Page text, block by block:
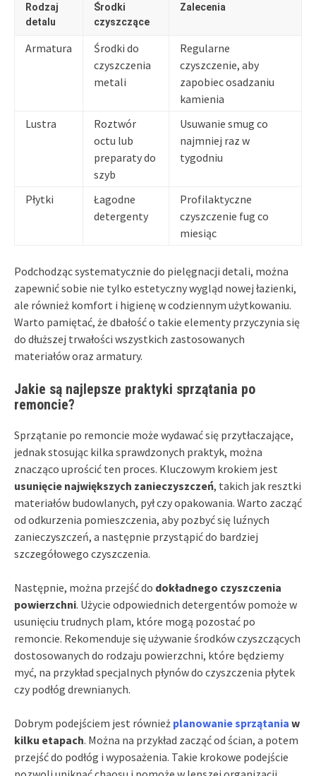
Rodzaj
detalu
Środki
czyszczące
Zalecenia
Armatura
Środki do
czyszczenia
metali
Regularne
czyszczenie, aby
zapobiec osadzaniu
kamienia
Lustra
Roztwór
octu lub
preparaty do
szyb
Usuwanie smug co
najmniej raz w
tygodniu
Płytki
Łagodne
detergenty
Profilaktyczne
czyszczenie fug co
miesiąc
Podchodząc systematycznie do pielęgnacji detali, można
zapewnić sobie nie tylko estetyczny wygląd nowej łazienki,
ale również komfort i higienę w codziennym użytkowaniu.
Warto pamiętać, że dbałość o takie elementy przyczynia się
do dłuższej trwałości wszystkich zastosowanych
materiałów oraz armatury.
Jakie są najlepsze praktyki sprzątania po
remoncie?
Sprzątanie po remoncie może wydawać się przytłaczające,
jednak stosując kilka sprawdzonych praktyk, można
znacząco uprościć ten proces. Kluczowym krokiem jest
usunięcie największych zanieczyszczeń, takich jak resztki
materiałów budowlanych, pył czy opakowania. Warto zacząć
od odkurzenia pomieszczenia, aby pozbyć się luźnych
zanieczyszczeń, a następnie przystąpić do bardziej
szczegółowego czyszczenia.
Następnie, można przejść do dokładnego czyszczenia
powierzchni. Użycie odpowiednich detergentów pomoże w
usunięciu trudnych plam, które mogą pozostać po
remoncie. Rekomenduje się używanie środków czyszczących
dostosowanych do rodzaju powierzchni, które będziemy
myć, na przykład specjalnych płynów do czyszczenia płytek
czy podłóg drewnianych.
Dobrym podejściem jest również planowanie sprzątania w
kilku etapach. Można na przykład zacząć od ścian, a potem
przejść do podłóg i wyposażenia. Takie krokowe podejście